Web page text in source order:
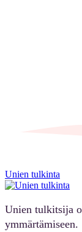
Unien tulkinta
Unien tulkitsija
ymmärtämiseen.